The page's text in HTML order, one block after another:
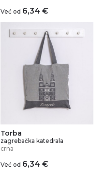
Već od 6,34 €
Torba
zagrebačka katedrala
crna
Već od 6,34 €